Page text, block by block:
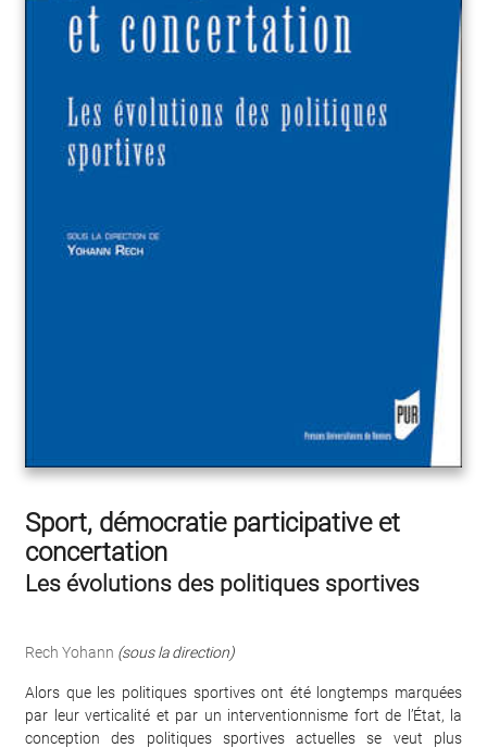
Sport, démocratie participative et
concertation
Les évolutions des politiques sportives
Rech Yohann (sous la direction)
Alors que les politiques sportives ont été longtemps marquées
par leur verticalité et par un interventionnisme fort de l’État, la
conception des politiques sportives actuelles se veut plus